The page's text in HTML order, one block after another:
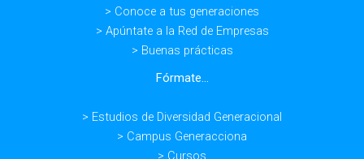
> Conoce a tus generaciones
> Apúntate a la Red de Empresas
> Buenas prácticas
Fórmate...
> Estudios de Diversidad Generacional
> Campus Generacciona
> Cursos